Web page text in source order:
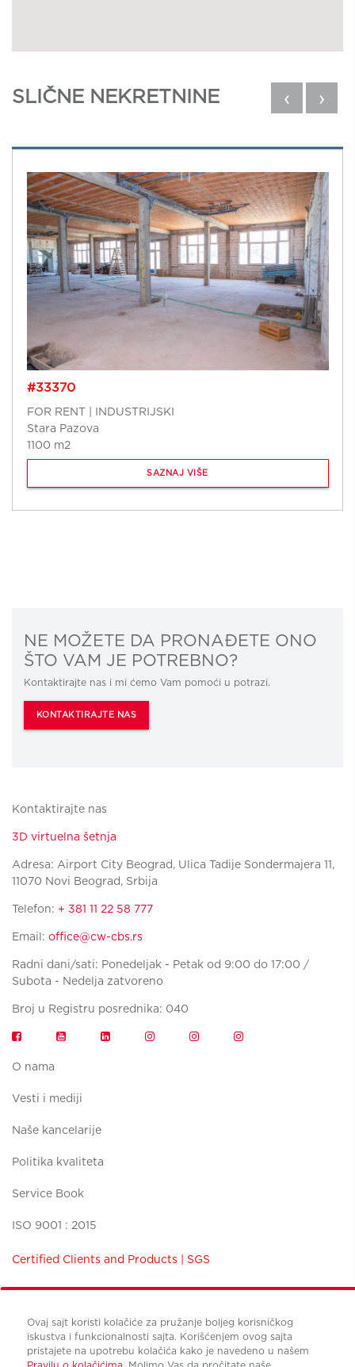
SLIČNE NEKRETNINE ‹ ›
#33370
FOR RENT | INDUSTRIJSKI
Stara Pazova
1100 m2
SAZNAJ VIŠE
Ovaj sajt koristi kolačiće za pružanje boljeg korisničkog
iskustva i funkcionalnosti sajta. Korišćenjem ovog sajta
pristajete na upotrebu kolačića kako je navedeno u našem
Pravilu o kolačićima. Molimo Vas da pročitate naše
NE MOŽETE DA PRONAĐETE ONO
ŠTO VAM JE POTREBNO?
Kontaktirajte nas i mi ćemo Vam pomoći u potrazi.
KONTAKTIRAJTE NAS
Kontaktirajte nas
3D virtuelna šetnja
Adresa: Airport City Beograd, Ulica Tadije Sondermajera 11,
11070 Novi Beograd, Srbija
Telefon: + 381 11 22 58 777
Email: office@cw-cbs.rs
Radni dani/sati: Ponedeljak - Petak od 9:00 do 17:00 /
Subota - Nedelja zatvoreno
Broj u Registru posrednika: 040
O nama
Vesti i mediji
Naše kancelarije
Politika kvaliteta
Service Book
ISO 9001 : 2015
Certified Clients and Products | SGS
Uslovi korišćenja